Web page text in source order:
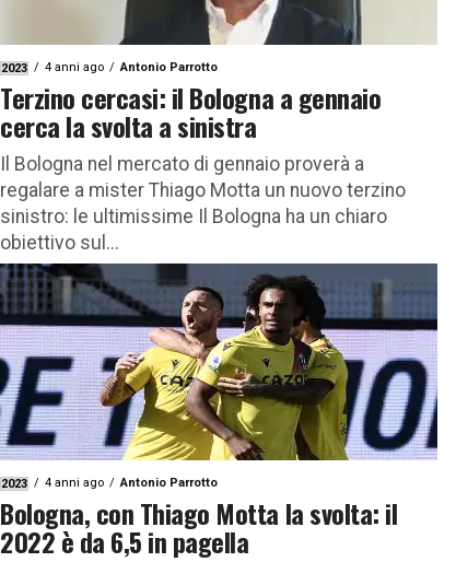
2023 4 anni ago Antonio Parrotto
Terzino cercasi: il Bologna a gennaio
cerca la svolta a sinistra
Il Bologna nel mercato di gennaio proverà a
regalare a mister Thiago Motta un nuovo terzino
sinistro: le ultimissime Il Bologna ha un chiaro
obiettivo sul...
2023 4 anni ago Antonio Parrotto
Bologna, con Thiago Motta la svolta: il
2022 è da 6,5 in pagella